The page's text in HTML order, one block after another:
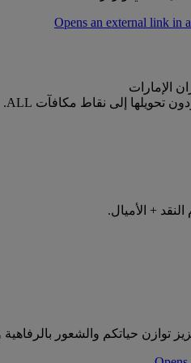
الإمارات
+ الأميال.
حياتكم والشعور بالرفاهية